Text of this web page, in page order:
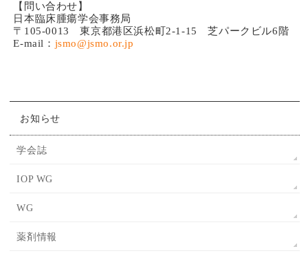
【問い合わせ】
日本臨床腫瘍学会事務局
〒105-0013 東京都港区浜松町2-1-15 芝パークビル6階
E-mail： jsmo@jsmo.or.jp
お知らせ
学会誌
IOP WG
WG
薬剤情報